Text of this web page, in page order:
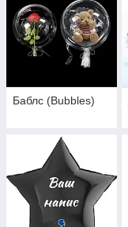
Баблс (Bubbles)